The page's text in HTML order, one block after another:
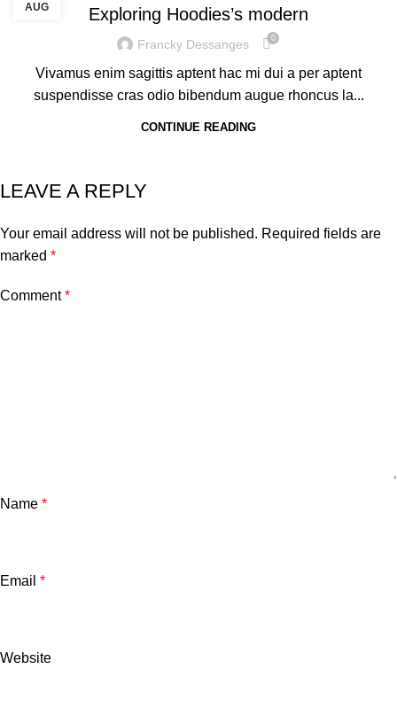
AUG Exploring Hoodies’s modern
Francky Dessanges 0
Vivamus enim sagittis aptent hac mi dui a per aptent
suspendisse cras odio bibendum augue rhoncus la...
CONTINUE READING
LEAVE A REPLY
Your email address will not be published. Required fields are
marked *
Comment*
Name *
Email *
Website